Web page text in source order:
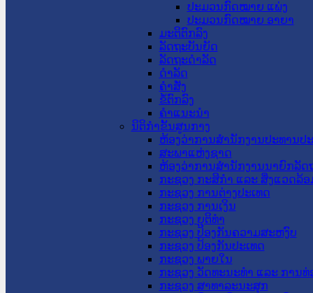
ປະມວນກົດໝາຍ ແພ່ງ
ປະມວນກົດໝາຍ ອາຍາ
ມະຕິຕົກລົງ
ລັດຖະບັນຍັດ
ລັດຖະດໍາລັດ
ດໍາລັດ
ຄໍາສັ່ງ
ຂໍ້ຕົກລົງ
ຄໍາແນະນໍາ
ນິຕິກຳຂັ້ນສູນກາງ
ຫ້ອງວ່າການສໍານັກງານປະທານປ
ສະພາແຫ່ງຊາດ
ຫ້ອງວ່າການສຳນັກງານນາຍົກລັດ
ກະຊວງ ກະສິກຳ ແລະ ສິ່ງແວດລ້ອ
ກະຊວງ ການຕ່າງປະເທດ
ກະຊວງ ການເງິນ
ກະຊວງ ຍຸຕິທໍາ
ກະຊວງ ປ້ອງກັນຄວາມສະຫງົບ
ກະຊວງ ປ້ອງກັນປະເທດ
ກະຊວງ ພາຍໃນ
ກະຊວງ ວັດທະນະທຳ ແລະ ການທ່
ກະຊວງ ສາທາລະນະສຸກ